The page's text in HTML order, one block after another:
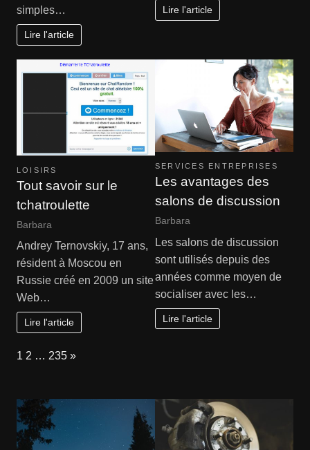
simples…
Lire l'article
Lire l'article
LOISIRS
Tout savoir sur le
tchatroulette
Barbara
Andrey Ternovskiy, 17 ans,
résident à Moscou en
Russie créé en 2009 un site
Web…
Lire l'article
SERVICES ENTREPRISES
Les avantages des
salons de discussion
Barbara
Les salons de discussion
sont utilisés depuis des
années comme moyen de
socialiser avec les…
Lire l'article
Page:
1 2 … 235 Next
»